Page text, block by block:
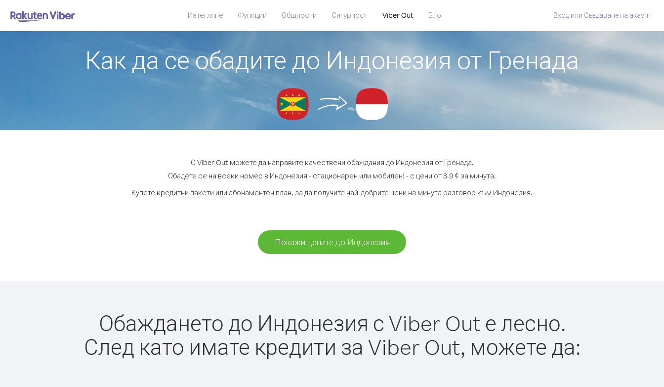
Изтегляне Функции Общности Сигурност Viber Out Блог Вход или Създаване на акаунт
Как да се обадите до Индонезия от Гренада
С Viber Out можете да направите качествени обаждания до Индонезия от Гренада.
Обадете се на всеки номер в Индонезия - стационарен или мобилен! - с цени от 3.9 ¢ за минута.
Купете кредитни пакети или абонаментен план, за да получите най-добрите цени на минута разговор към Индонезия.
Покажи цените до Индонезия
Обаждането до Индонезия с Viber Out е лесно.
След като имате кредити за Viber Out, можете да: